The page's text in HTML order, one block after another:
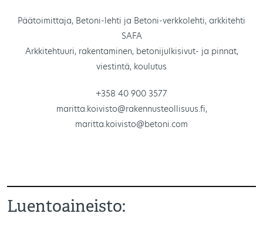
Päätoimittaja, Betoni-lehti ja Betoni-verkkolehti, arkkitehti
SAFA
Arkkitehtuuri, rakentaminen, betonijulkisivut- ja pinnat,
viestintä, koulutus
+358 40 900 3577
maritta.koivisto@rakennusteollisuus.fi,
maritta.koivisto@betoni.com
Luentoaineisto: